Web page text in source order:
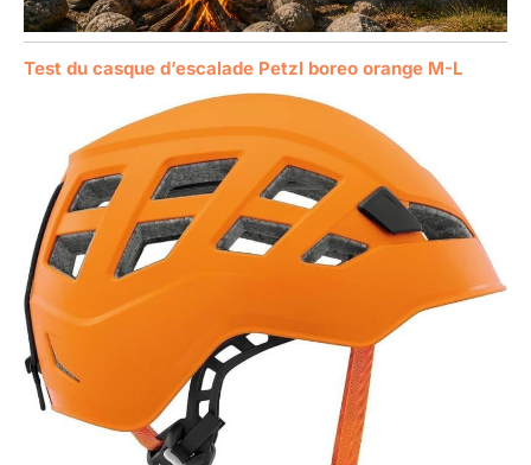
Test du casque d’escalade Petzl boreo orange M-L